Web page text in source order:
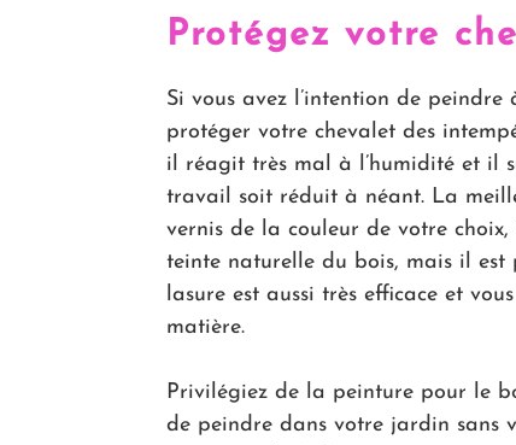
Protégez votre
Si vous avez l’intention de peindre
protéger votre chevalet des
il réagit très mal à l’humidité et il
travail soit réduit à néant. La
vernis de la couleur de votre
teinte naturelle du bois, mais il
lasure est aussi très efficace et
matière.
Privilégiez de la peinture pour le
de peindre dans votre jardin sans